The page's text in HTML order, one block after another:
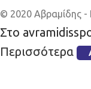
© 2020 Αβραμίδης -
Στο
Περισσότερα